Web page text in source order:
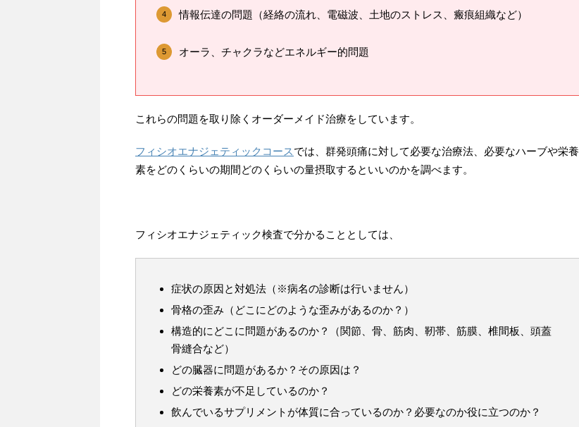
情報伝達の問題（経絡の流れ、電磁波、土地のストレス、瘢痕組織など）
オーラ、チャクラなどエネルギー的問題
これらの問題を取り除くオーダーメイド治療をしています。
フィシオエナジェティックコースでは、群発頭痛に対して必要な治療法、必要なハーブや栄養
素をどのくらいの期間どのくらいの量摂取するといいのかを調べます。
フィシオエナジェティック検査で分かることとしては、
症状の原因と対処法（※病名の診断は行いません）
骨格の歪み（どこにどのような歪みがあるのか？）
構造的にどこに問題があるのか？（関節、骨、筋肉、靭帯、筋膜、椎間板、頭蓋
骨縫合など）
どの臓器に問題があるか？その原因は？
どの栄養素が不足しているのか？
飲んでいるサプリメントが体質に合っているのか？必要なのか役に立つのか？